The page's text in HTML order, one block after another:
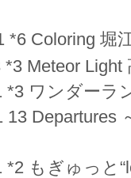
*6 Coloring 堀
Meteor Light
*3 ワンダーラ
13
もぎゅっと